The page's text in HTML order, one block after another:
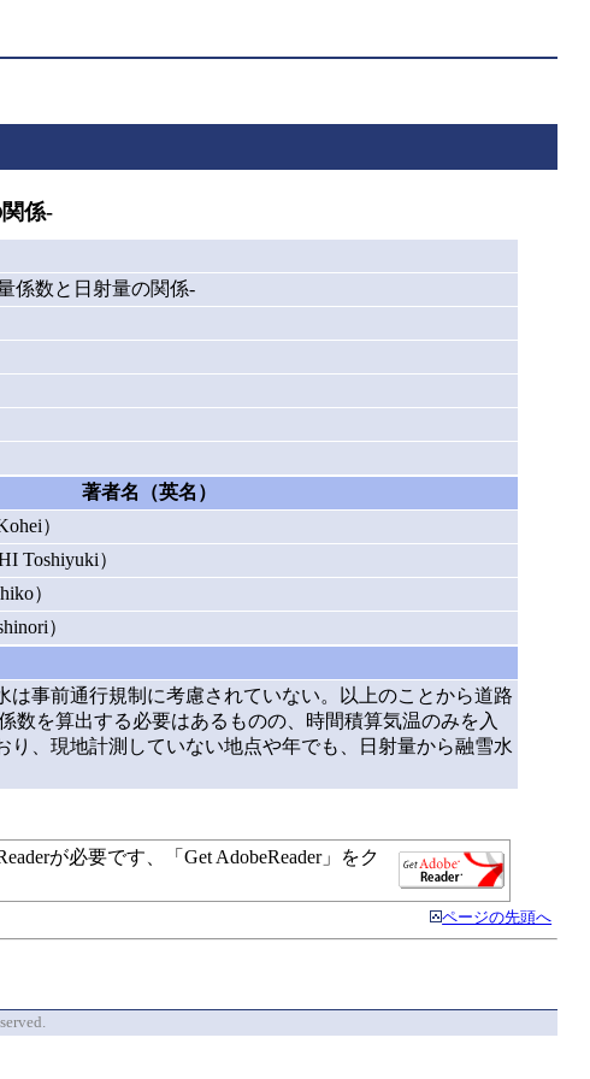
係-
係数と日射量の関係-
著者名（英名）
）
Toshiyuki）
）
）
事前通行規制に考慮されていない。以上のことから道路
数を算出する必要はあるものの、時間積算気温のみを入
、現地計測していない地点や年でも、日射量から融雪水
が必要です、「Get AdobeReader」をク
ページの先頭へ